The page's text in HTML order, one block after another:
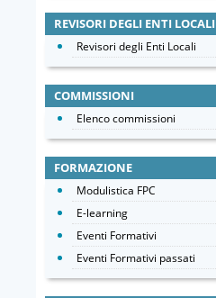
REVISORI DEGLI ENTI LOCALI
Revisori degli Enti Locali
COMMISSIONI
Elenco commissioni
FORMAZIONE
Modulistica FPC
E-learning
Eventi Formativi
Eventi Formativi passati